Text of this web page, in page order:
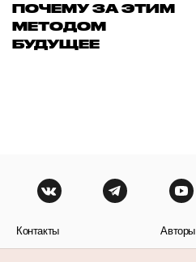
ПОЧЕМУ ЗА ЭТИМ
МЕТОДОМ
БУДУЩЕЕ
Контакты Авторы